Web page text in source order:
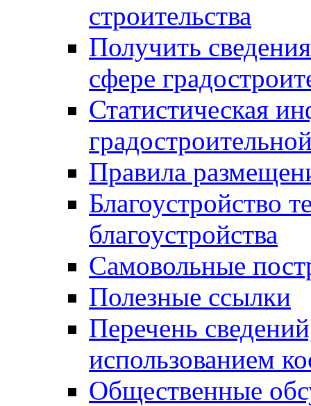
строительства
Получить
сфере
Статистическая
Правила
Благоустройство
благоустройства
Самовольные
Полезные ссылки
Перечень
использованием
Общественные